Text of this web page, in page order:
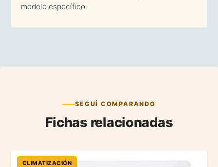
modelo específico.
SEGUÍ COMPARANDO
Fichas relacionadas
CLIMATIZACIÓN